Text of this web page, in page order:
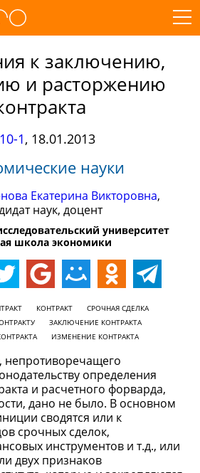
к заключению,
и расторжению
1, 18.01.2013
науки
Екатерина Викторовна,
наук, доцент
университет
школа экономики
КОНТРАКТ
СРОЧНАЯ СДЕЛКА
ЗАКЛЮЧЕНИЕ КОНТРАКТА
ИЗМЕНЕНИЕ КОНТРАКТА
непротиворечащего
определения
и расчетного форварда,
дано не было. В основном
сводятся или к
срочных сделок,
инструментов и т.д., или
двух признаков